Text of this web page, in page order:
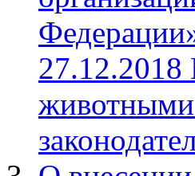
животными